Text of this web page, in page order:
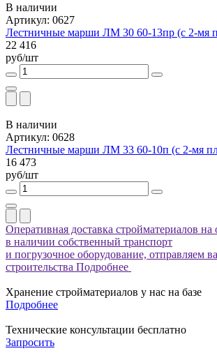
В наличии
Артикул: 0627
Лестничные марши ЛМ 30 60-13пр (с 2-мя
22 416
руб/шт
В наличии
Артикул: 0628
Лестничные марши ЛМ 33 60-10п (с 2-мя
16 473
руб/шт
Оперативная доставка стройматериалов на
в наличии собственный транспорт
и погрузочное оборудование, отправляем
строительства Подробнее
Хранение стройматериалов у нас на базе
Подробнее
Технические консультации бесплатно
Запросить